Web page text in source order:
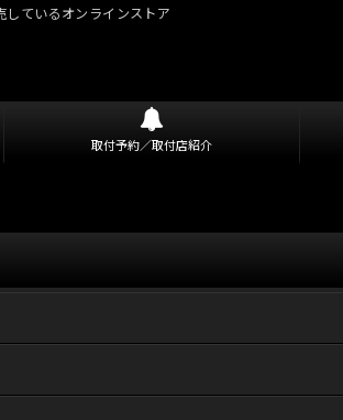
ているオンラインストア
取付予約／取付店紹介